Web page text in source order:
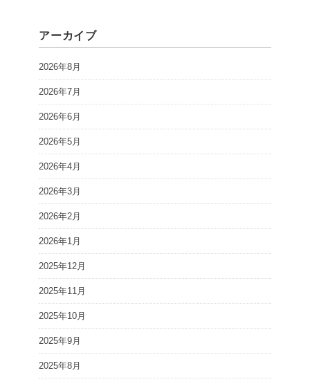
アーカイブ
2026年8月
2026年7月
2026年6月
2026年5月
2026年4月
2026年3月
2026年2月
2026年1月
2025年12月
2025年11月
2025年10月
2025年9月
2025年8月